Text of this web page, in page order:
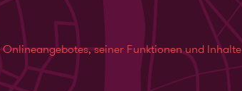
seiner Funktionen und Inhalte